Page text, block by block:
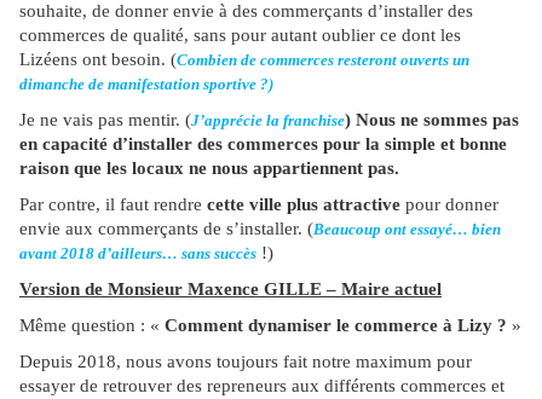
souhaite, de donner envie à des commerçants d’installer des
commerces de qualité, sans pour autant oublier ce dont les
Lizéens ont besoin. (Combien de commerces resteront ouverts un
dimanche de manifestation sportive ?)
Je ne vais pas mentir. (J’apprécie la franchise) Nous ne sommes pas
en capacité d’installer des commerces pour la simple et bonne
raison que les locaux ne nous appartiennent pas.
Par contre, il faut rendre cette ville plus attractive pour donner
envie aux commerçants de s’installer. (Beaucoup ont essayé… bien
avant 2018 d’ailleurs… sans succès !)
Version de Monsieur Maxence GILLE – Maire actuel
Même question : « Comment dynamiser le commerce à Lizy ? »
Depuis 2018, nous avons toujours fait notre maximum pour
essayer de retrouver des repreneurs aux différents commerces et